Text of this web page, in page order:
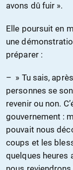
avons dû fuir ».
Elle poursuit en
une
préparer :
– » Tu sais,
personnes se
revenir ou non.
gouvernement :
pouvait nous
coups et les
quelques heures